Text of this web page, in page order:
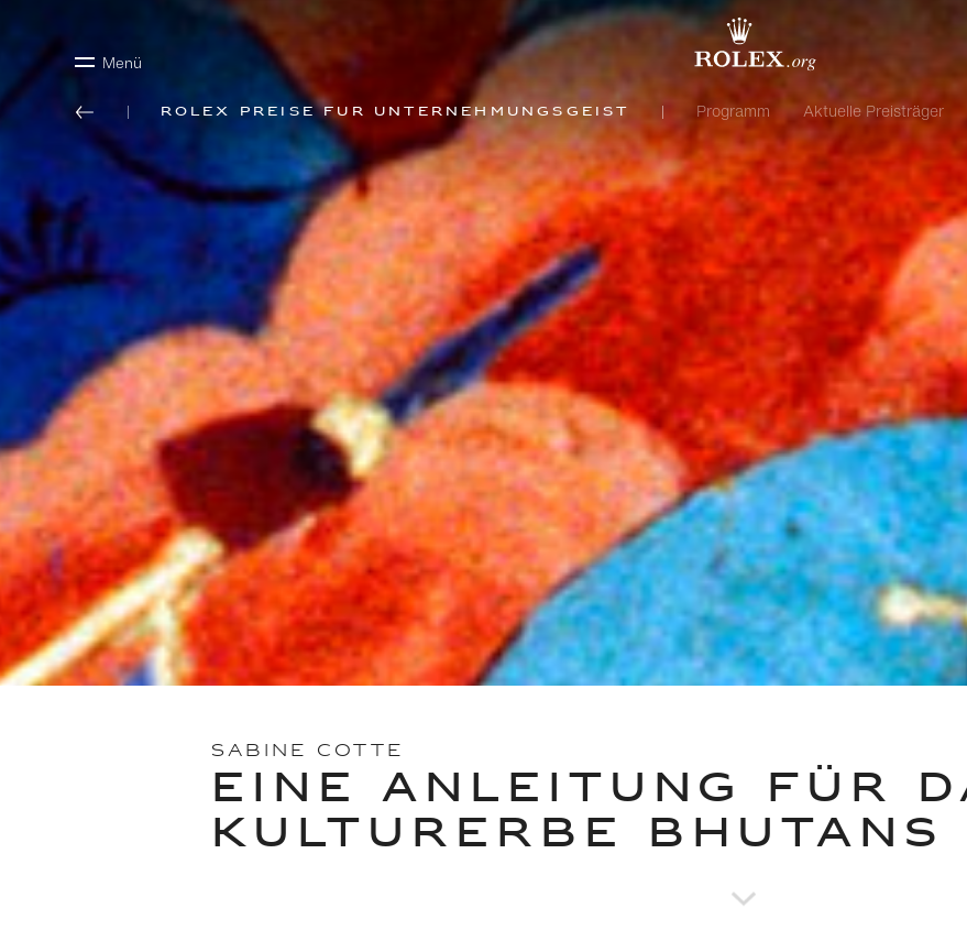
Menü
Rolex Preise für Unternehmungsgeist Programm Aktuelle Preisträger
SABINE COTTE
EINE ANLEITUNG FÜR
KULTURERBE BHUTANS